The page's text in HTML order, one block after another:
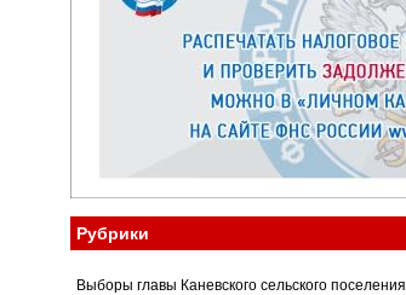
Рубрики
Выборы главы Каневского сельского поселения